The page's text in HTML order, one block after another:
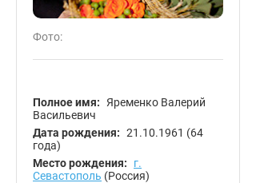
Фото:
Полное имя:
Яременко Валерий
Васильевич
Дата рождения: 21.10.1961 (64
года)
Место рождения:
г.
Севастополь (Россия)